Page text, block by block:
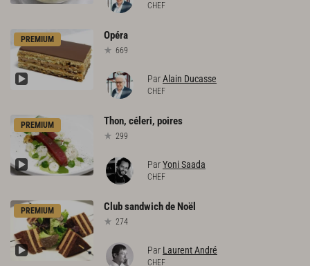
CHEF
PREMIUM Opéra
669
ParAlain Ducasse
CHEF
PREMIUM Thon, céleri, poires
299
ParYoni Saada
CHEF
PREMIUM Clubsandwichde Noël
274
Par Laurent André
CHEF